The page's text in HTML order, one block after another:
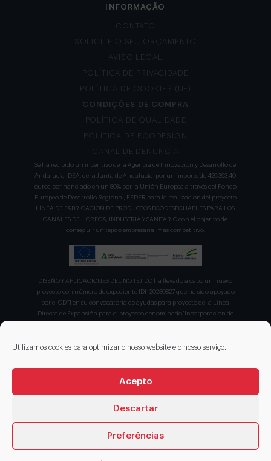
Utilizamos cookies para optimizar o nosso website e o nosso serviço.
Acepto
Descartar
Preferências
INFORMAÇÃO
CONTATO
SOLICITE O SEU ORÇAMENTO
AVISO LEGAL
POLÍTICA DE PRIVACIDADE
POLÍTICA DE COOKIES (UE)
CONDIÇÕES DE COMPRA
POLÍTICA DE QUALIDADE
POLÍTICA DE ECODESIGN
CANAL DE DENÚNCIA
Se ha recibido un incentivo de la Agencia de Innovación y Desarrollo de
Andalucía IDEA, de la Junta de Andalucía, por un importe de 429.393,40
euros, cofinanciado en un 80% por la Unión Europea a través del Fondo
Europeo de Desarrollo Regional, FEDER para la realización del proyecto
LÍNEA DE FABRICACION DE PRODUCTOS ECODESECHABLES PARA LOS
CANALES DE HORECA, INDUSTRIA Y SANITARIO con el objetivo de
conseguir un tejido empresarial más competitivo.
DISEÑO Y APLICACIONES DEL NO TEJIDO ha llevado a cabo un nuevo
proyecto con número de expediente IDI- 20230827 que ha sido apoyado
por el CDTI en su convocatoria de ayudas para proyecto de la Línea
Directa de Expansión para el proyecto denominado "Incorporación de
recibiendo en concepto de ayuda parcialmente reembolsable un 75%